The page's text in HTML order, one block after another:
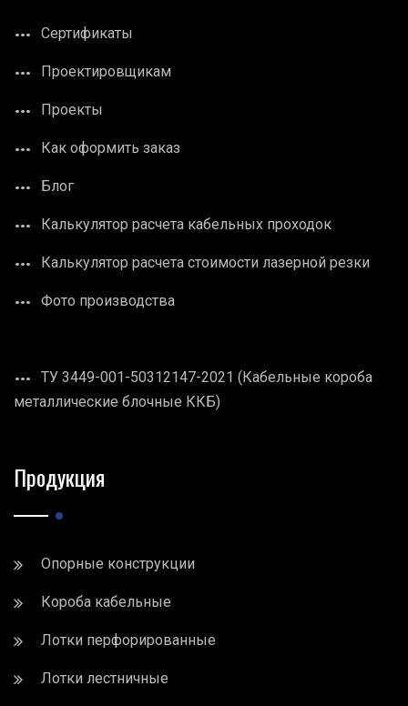
Сертификаты
Проектировщикам
Проекты
Как оформить заказ
Блог
Калькулятор расчета кабельных проходок
Калькулятор расчета стоимости лазерной резки
Фото производства
ТУ 3449-001-50312147-2021 (Кабельные короба
металлические блочные ККБ)
Продукция
Опорные конструкции
Короба кабельные
Лотки перфорированные
Лотки лестничные